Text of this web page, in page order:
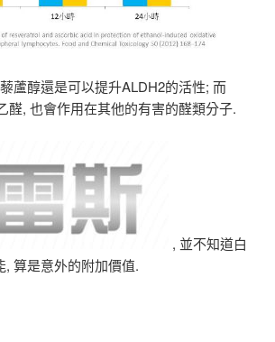
蘆醇還是可以提升ALDH2的活性; 而
醛, 也會作用在其他的有害的醛類分子.
, 並不知道白
, 算是意外的附加價值.